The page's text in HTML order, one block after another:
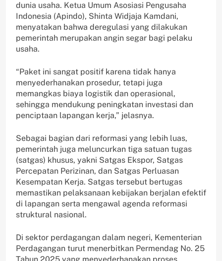
dunia usaha. Ketua Umum Asosiasi Pengusaha
Indonesia (Apindo), Shinta Widjaja Kamdani,
menyatakan bahwa deregulasi yang dilakukan
pemerintah merupakan angin segar bagi pelaku
usaha.
“Paket ini sangat positif karena tidak hanya
menyederhanakan prosedur, tetapi juga
memangkas biaya logistik dan operasional,
sehingga mendukung peningkatan investasi dan
penciptaan lapangan kerja,” jelasnya.
Sebagai bagian dari reformasi yang lebih luas,
pemerintah juga meluncurkan tiga satuan tugas
(satgas) khusus, yakni Satgas Ekspor, Satgas
Percepatan Perizinan, dan Satgas Perluasan
Kesempatan Kerja. Satgas tersebut bertugas
memastikan pelaksanaan kebijakan berjalan efektif
di lapangan serta mengawal agenda reformasi
struktural nasional.
Di sektor perdagangan dalam negeri, Kementerian
Perdagangan turut menerbitkan Permendag No. 25